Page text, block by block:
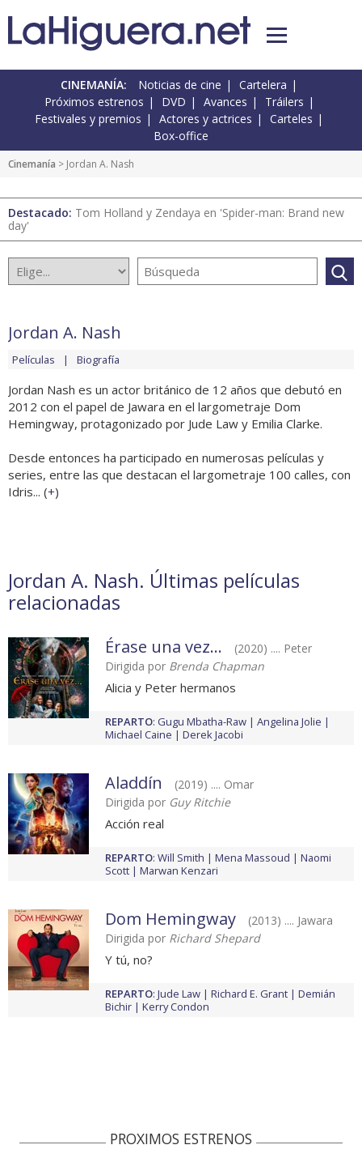
CINEMANÍA: Noticias de cine
Cartelera
Próximos estrenos
DVD Avances
Tráilers
Festivales y premios
Actores y actrices
Carteles
Box-office
Cinemanía > Jordan A. Nash
Destacado: Tom Holland y Zendaya en 'Spider-man: Brand new
day'
Jordan A. Nash
Películas Biografía
Jordan Nash es un actor británico de 12 años que debutó en
2012 con el papel de Jawara en el largometraje Dom
Hemingway, protagonizado por Jude Law y Emilia Clarke.
Desde entonces ha participado en numerosas películas y
series, entre las que destacan el largometraje 100 calles, con
Idris... (+)
Jordan A. Nash. Últimas películas
relacionadas
Érase una vez...
(2020) .... Peter
Dirigida por Brenda Chapman
Alicia y Peter hermanos
REPARTO: Gugu Mbatha-Raw
Angelina Jolie
Michael Caine
Derek Jacobi
Aladdín
(2019) .... Omar
Dirigida por Guy Ritchie
Acción real
REPARTO: Will Smith Mena Massoud
Naomi
Scott
Marwan Kenzari
Dom Hemingway
(2013) .... Jawara
Dirigida por Richard Shepard
Y tú, no?
REPARTO: Jude Law Richard E. Grant
Demián
Bichir
Kerry Condon
PROXIMOS ESTRENOS